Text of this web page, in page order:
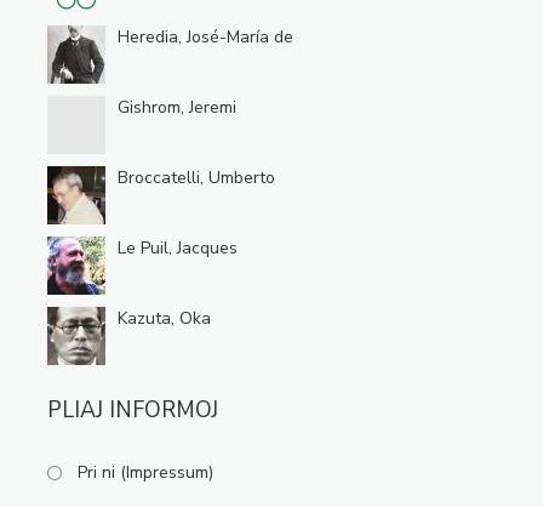
Heredia, José-María de
Gishrom, Jeremi
Broccatelli, Umberto
Le Puil, Jacques
Kazuta, Oka
PLIAJ INFORMOJ
Pri ni (Impressum)